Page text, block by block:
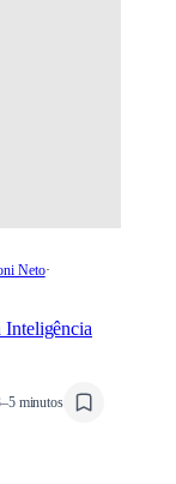
Neto·
Inteligência
minutos